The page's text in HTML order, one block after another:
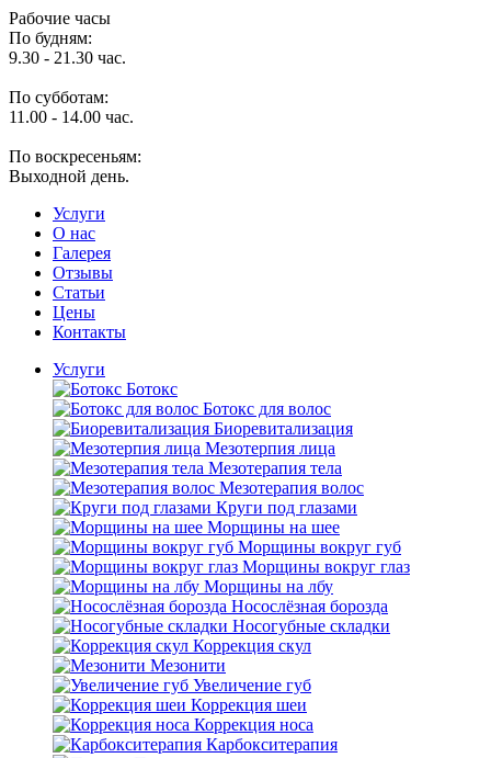
Рабочие часы
По будням:
9.30 - 21.30 час.
По субботам:
11.00 - 14.00 час.
По воскресеньям:
Выходной день.
Услуги
O нас
Галерея
Отзывы
Статьи
Цены
Контакты
Услуги
Ботокс
Ботокс для волос
Биоревитализация
Мезотерпия лица
Мезотерапия тела
Мезотерапия волос
Круги под глазами
Морщины на шее
Морщины вокруг губ
Морщины вокруг глаз
Морщины на лбу
Носослёзная борозда
Носогубные складки
Коррекция скул
Мезонити
Увеличение губ
Коррекция шеи
Коррекция носа
Карбокситерапия